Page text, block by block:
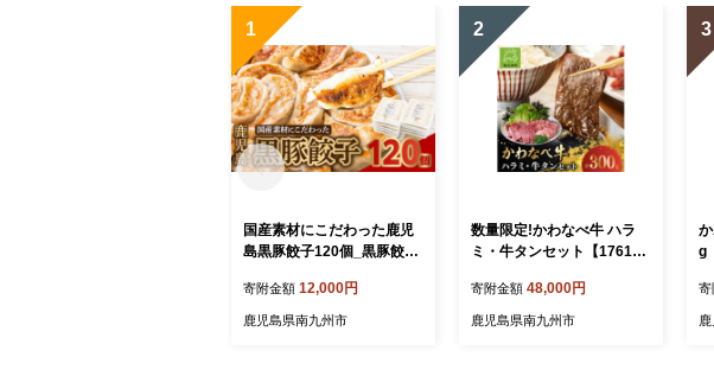
1
国産素材にこだわった鹿児
島黒豚餃子120個_黒豚餃子
中華惣菜 肉餃子 おかず 焼
き餃子 美味しい 人気 おす
寄附金額 12,000円
鹿児島県南九州市
2
数量限定!かわなべ牛 ハラ
ミ・牛タンセット【176177
寄附金額 48,000円
鹿児島県南九州市
3
g
寄